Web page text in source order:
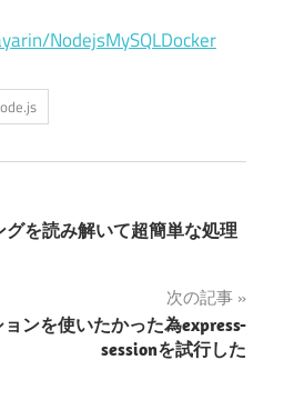
NodejsMySQLDocker
グを読み解いて超簡単な処理
次の記事
ョンを使いたかった為express-
sessionを試行した